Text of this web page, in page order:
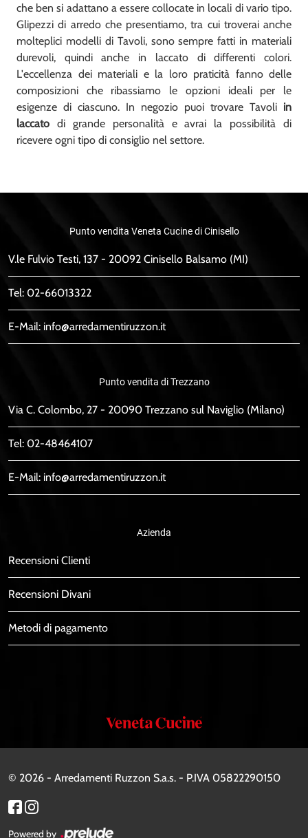
che ben si adattano a essere collocate in locali di vario tipo.
Glipezzi di arredo che presentiamo, tra cui troverai anche
molteplici modelli di Tavoli, sono sempre fatti in materiali
durevoli, quindi anche in laccato di differenti colori.
L'eccellenza dei materiali e la loro praticità fanno delle
composizioni che ribassiamo le opzioni ideali per le
esigenze di ciascuno. In negozio puoi trovare Tavoli in
laccato di grande personalità e avrai la possibilità di
ricevere ogni tipo di consiglio nel settore.
Punto vendita Veneta Cucine di Cinisello
V.le Fulvio Testi, 137 - 20092 Cinisello Balsamo (MI)
Tel: 02-66013322
E-Mail: info@arredamentiruzzon.it
Punto vendita di Trezzano
Via C. Colombo, 27 - 20090 Trezzano sul Naviglio (Milano)
Tel: 02-48464107
E-Mail: info@arredamentiruzzon.it
Azienda
Recensioni Clienti
Recensioni Divani
Metodi di pagamento
Veneta
© 2026 - Arredamenti Ruzzon S.a.s. - P.IVA 05822290150
Powered by